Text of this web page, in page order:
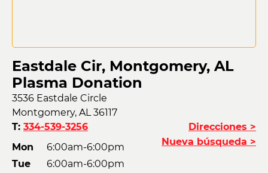
Eastdale Cir, Montgomery, AL
Plasma Donation
3536 Eastdale Circle
Montgomery, AL 36117
T: 334-539-3256
Mon
6:00am-6:00pm
Tue
6:00am-6:00pm
Direcciones >
Nueva búsqueda >